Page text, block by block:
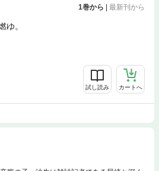
1巻から | 最新刊から
ゆ。
試し読み カートへ